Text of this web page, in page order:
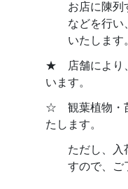
お店に陳列
などを行い
いたします
★ 店舗により
います。
☆ 観葉植物・
たします。
ただし、入
すので、ご